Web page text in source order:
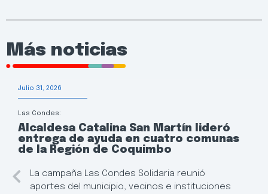
Más noticias
Julio 31, 2026
Las Condes:
Alcaldesa Catalina San Martín lideró
entrega de ayuda en cuatro comunas
de la Región de Coquimbo
La campaña Las Condes Solidaria reunió
aportes del municipio, vecinos e instituciones